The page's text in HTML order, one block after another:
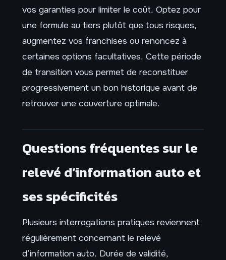
vos garanties pour limiter le coût. Optez pour
une formule au tiers plutôt que tous risques,
augmentez vos franchises ou renoncez à
certaines options facultatives. Cette période
de transition vous permet de reconstituer
progressivement un bon historique avant de
retrouver une couverture optimale.
Questions fréquentes sur le
relevé d’information auto et
ses spécificités
Plusieurs interrogations pratiques reviennent
régulièrement concernant le relevé
d’information auto. Durée de validité,